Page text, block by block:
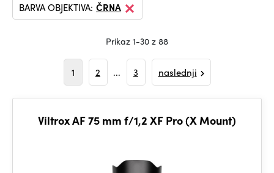
BARVA OBJEKTIVA: ČRNA
Prikaz 1-30 z 88
1 2 ... 3 naslednji
Viltrox AF 75 mm f/1,2 XF Pro (X Mount)